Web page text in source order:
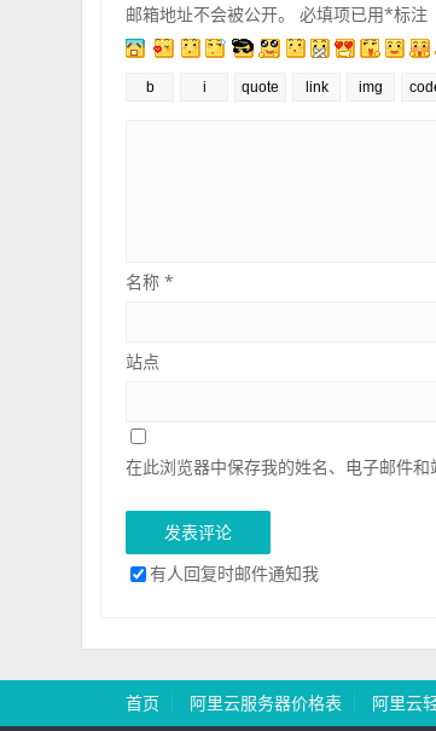
邮箱地址不会被公开。 必填项已用*标注
名称*
站点
在此浏览器中保存我的姓名、电子邮件和
有人回复时邮件通知我
首页 阿里云服务器价格表 阿里云